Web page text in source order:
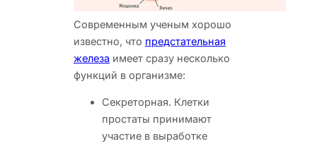
Современным ученым хорошо
известно, что предстательная
железа имеет сразу несколько
функций в организме:
Секреторная. Клетки
простаты принимают
участие в выработке